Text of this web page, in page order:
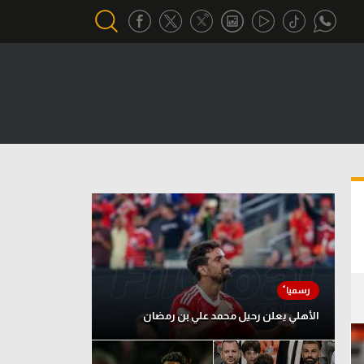
تحقيق في الجول
تقرير في الجول
تحليل في الجول
حكايات في الجول
كويز في الجول
فيديو في الجول
الأهلي يعلن رحيل محمد علي بن رمضان